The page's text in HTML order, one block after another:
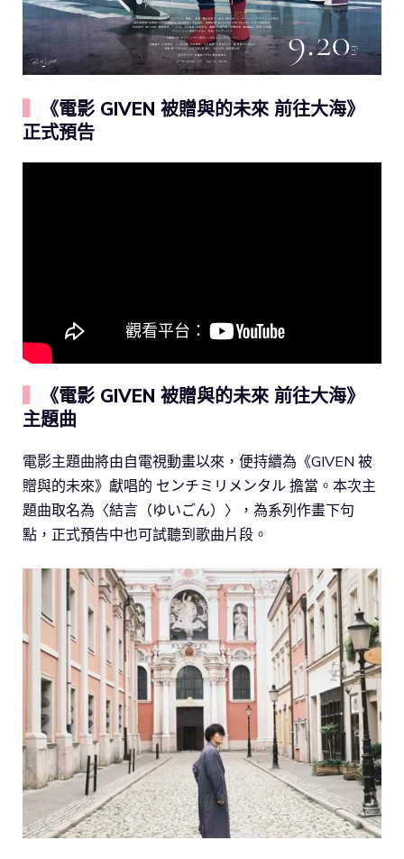
《電影 GIVEN 被贈與的未來 前往大海》
正式預告
《電影 GIVEN 被贈與的未來 前往大海》
主題曲
電影主題曲將由自電視動畫以來，便持續為《GIVEN 被
贈與的未來》獻唱的 センチミリメンタル 擔當。本次主
題曲取名為〈結言（ゆいごん）〉，為系列作畫下句
點，正式預告中也可試聽到歌曲片段。